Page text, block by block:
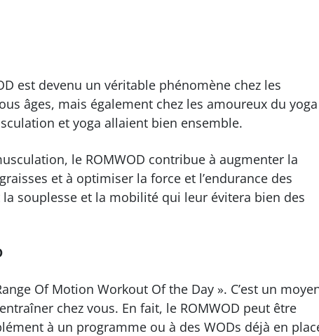
est devenu un véritable phénomène chez les
âges, mais également chez les amoureux du yoga
et yoga allaient bien ensemble.
le ROMWOD contribue à augmenter la
et à optimiser la force et l’endurance des
souplesse et la mobilité qui leur évitera bien des
Of Motion Workout Of the Day ». C’est un
chez vous. En fait, le ROMWOD peut être
à un programme ou à des WODs déjà en